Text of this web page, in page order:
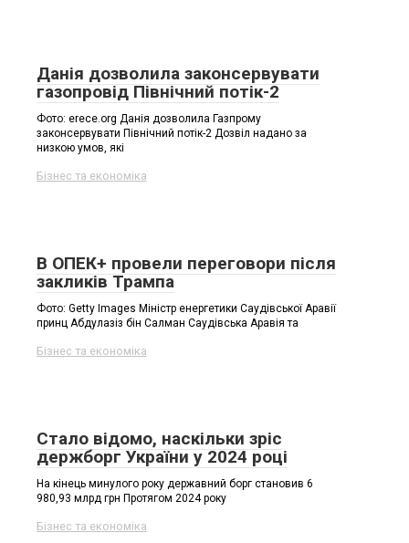
Данія дозволила законсервувати
газопровід Північний потік-2
Фото: erece.org Данія дозволила Газпрому
законсервувати Північний потік-2 Дозвіл надано за
низкою умов, які
Бізнес та економіка
В ОПЕК+ провели переговори після
закликів Трампа
Фото: Getty Images Міністр енергетики Саудівської Аравії
принц Абдулазіз бін Салман Саудівська Аравія та
Бізнес та економіка
Стало відомо, наскільки зріс
держборг України у 2024 році
На кінець минулого року державний борг становив 6
980,93 млрд грн Протягом 2024 року
Бізнес та економіка